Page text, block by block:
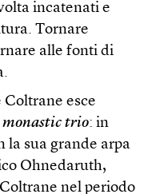
incatenati e
Tornare
alle fonti di
esce
monastic trio: in
la sua grande arpa
Ohnedaruth,
nel periodo